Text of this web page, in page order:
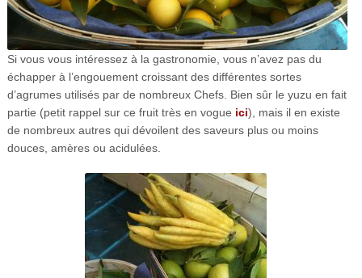
Si vous vous intéressez à la gastronomie, vous n’avez pas du
échapper à l’engouement croissant des différentes sortes
d’agrumes utilisés par de nombreux Chefs. Bien sûr le yuzu en fait
partie (petit rappel sur ce fruit très en vogue ici), mais il en existe
de nombreux autres qui dévoilent des saveurs plus ou moins
douces, amères ou acidulées.